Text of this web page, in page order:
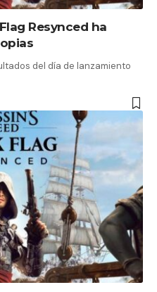
Resynced ha
del día de lanzamiento